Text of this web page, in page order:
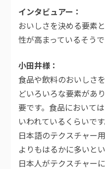
インタビュアー
おいしさを決める要素
性が高まっているそうで
小田井様
食品や飲料のおいしさ
どいろいろな要素があ
要です。食品において
いわれているくらいです
日本語のテクスチャー
よりもはるかに多いと
日本人がテクスチャー